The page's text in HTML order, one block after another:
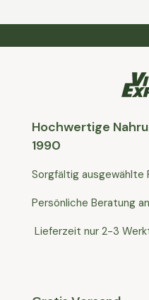
Hochwertige
1990
Sorgfältig ausgewählte
Persönliche Beratung
Lieferzeit nur 2-3